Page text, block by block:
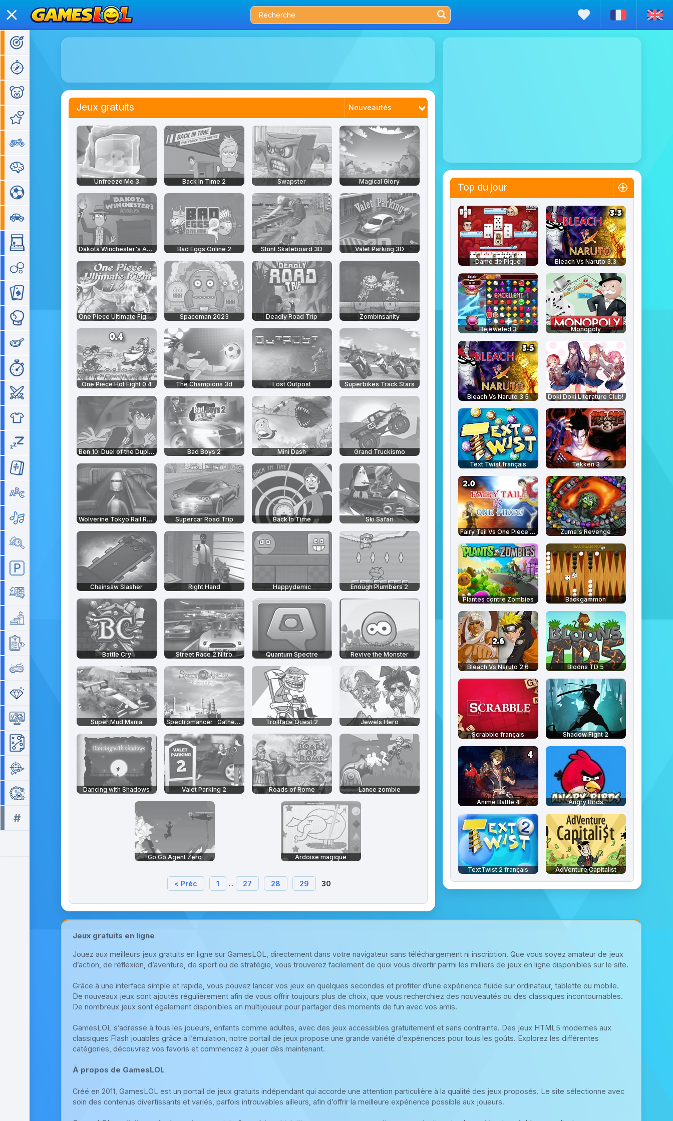
Jeux d'action
Jeux pour enfants
Jeux de fille
Jeux de réflexion
Jeux de sport
Jeux de voiture
Gestion de temps
#
Jeux gratuits Nouveautés
Plus joués
Mieux notés
Unfreeze Me 3 Back In Time 2 Swapster Magical Glory
Dakota Winchester's Adventures Bad Eggs Online 2 Stunt Skateboard 3D Valet Parking 3D
One Piece Ultimate Fight 1.6 Spaceman 2023 Deadly Road Trip Zombinsanity
One Piece Hot Fight 0.4 The Champions 3d Lost Outpost Superbikes Track Stars
Ben 10: Duel of the Duplicates Bad Boys 2 Mini Dash Grand Truckismo
Wolverine Tokyo Rail Rush Supercar Road Trip Back In Time Ski Safari
Chainsaw Slasher Right Hand Happydemic Enough Plumbers 2
Battle Cry Street Race 2 Nitro Quantum Spectre Revive the Monster
Super Mud Mania Spectromancer : Gathering of Power Trollface Quest 2 Jewels Hero
Dancing with Shadows Valet Parking 2 Roads of Rome Lance zombie
Go Go Agent Zero Ardoise magique
< Préc 1 ... 27 28 29 30
Top du jour
Dame de Pique Bleach Vs Naruto 3.3
Bejeweled 3 Monopoly
Bleach Vs Naruto 3.5 Doki Doki Literature Club!
Text Twist français Tekken 3
Fairy Tail Vs One Piece 2.0 Zuma's Revenge
Plantes contre Zombies Backgammon
Bleach Vs Naruto 2.6 Bloons TD 5
Scrabble français Shadow Fight 2
Anime Battle 4 Angry Birds
TextTwist 2 français AdVenture Capitalist
Jeux gratuits en ligne
Jouez aux meilleurs jeux gratuits en ligne sur GamesLOL, directement dans votre navigateur sans téléchargement ni inscription. Que vous soyez amateur de jeux
d’action, de réflexion, d’aventure, de sport ou de stratégie, vous trouverez facilement de quoi vous divertir parmi les milliers de jeux en ligne disponibles sur le site.
Grâce à une interface simple et rapide, vous pouvez lancer vos jeux en quelques secondes et profiter d’une expérience fluide sur ordinateur, tablette ou mobile.
De nouveaux jeux sont ajoutés régulièrement afin de vous offrir toujours plus de choix, que vous recherchiez des nouveautés ou des classiques incontournables.
De nombreux jeux sont également disponibles en multijoueur pour partager des moments de fun avec vos amis.
GamesLOL s’adresse à tous les joueurs, enfants comme adultes, avec des jeux accessibles gratuitement et sans contrainte. Des jeux HTML5 modernes aux
classiques Flash jouables grâce à l’émulation, notre portail de jeux propose une grande variété d’expériences pour tous les goûts. Explorez les différentes
catégories, découvrez vos favoris et commencez à jouer dès maintenant.
À propos de GamesLOL
Créé en 2011, GamesLOL est un portail de jeux gratuits indépendant qui accorde une attention particulière à la qualité des jeux proposés. Le site sélectionne avec
soin des contenus divertissants et variés, parfois introuvables ailleurs, afin d’offrir la meilleure expérience possible aux joueurs.